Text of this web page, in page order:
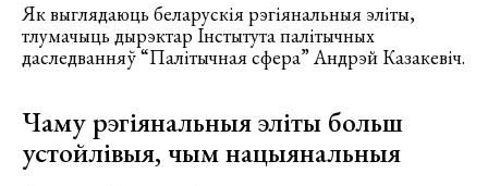
Як выглядаюць беларускія рэгіянальныя эліты,
тлумачыць дырэктар Інстытута палітычных
даследванняў “Палітычная сфера” Андрэй Казакевіч.
Чаму рэгіянальныя эліты больш
устойлівыя, чым нацыянальныя